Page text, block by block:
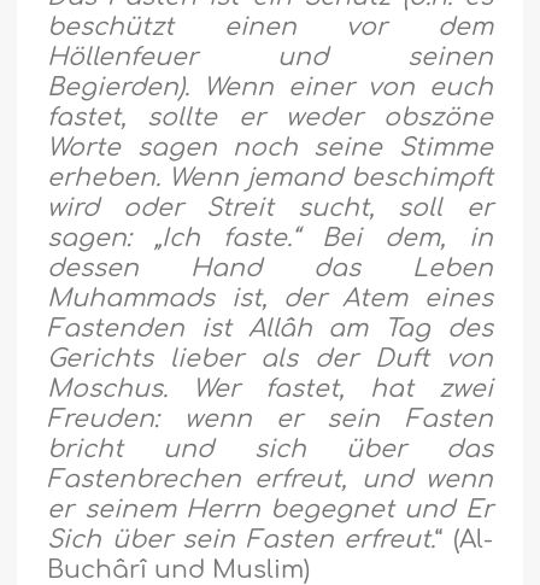
beschützt einen vor dem
Höllenfeuer und seinen
Begierden). Wenn einer von euch
fastet, sollte er weder obszöne
Worte sagen noch seine Stimme
erheben. Wenn jemand beschimpft
wird oder Streit sucht, soll er
sagen: „Ich faste.“ Bei dem, in
dessen Hand das Leben
Muhammads ist, der Atem eines
Fastenden ist Allâh am Tag des
Gerichts lieber als der Duft von
Moschus. Wer fastet, hat zwei
Freuden: wenn er sein Fasten
bricht und sich über das
Fastenbrechen erfreut, und wenn
er seinem Herrn begegnet und Er
Sich über sein Fasten erfreut.“ (Al-
Buchârî und Muslim)